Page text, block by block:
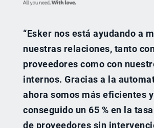
“Esker nos está ayudando a
nuestras relaciones, tanto
proveedores como con
internos. Gracias a la
ahora somos más eficientes
conseguido un 65 % en la
de proveedores sin